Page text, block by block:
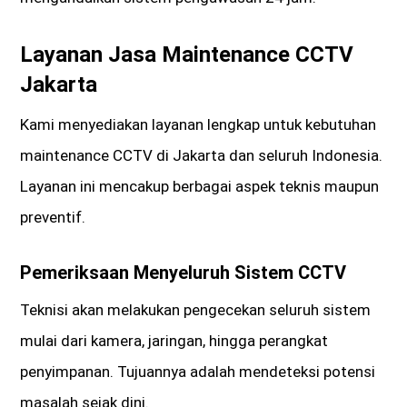
Layanan Jasa Maintenance CCTV
Jakarta
Kami menyediakan layanan lengkap untuk kebutuhan
maintenance CCTV di Jakarta dan seluruh Indonesia.
Layanan ini mencakup berbagai aspek teknis maupun
preventif.
Pemeriksaan Menyeluruh Sistem CCTV
Teknisi akan melakukan pengecekan seluruh sistem
mulai dari kamera, jaringan, hingga perangkat
penyimpanan. Tujuannya adalah mendeteksi potensi
masalah sejak dini.